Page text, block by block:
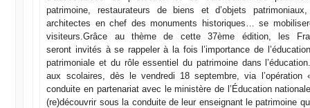
patrimoine, restaurateurs de biens et d’objets patrimoniaux,
architectes en chef des monuments historiques… se
visiteurs.Grâce au thème de cette 37ème édition, les
seront invités à se rappeler à la fois l’importance de
patrimoniale et du rôle essentiel du patrimoine dans
aux scolaires, dès le vendredi 18 septembre, via
conduite en partenariat avec le ministère de l’Éducation
(re)découvrir sous la conduite de leur enseignant le patrimoine